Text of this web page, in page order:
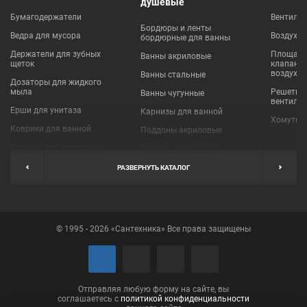
Бумагодержатели
Ведра для мусора
Держатели для зубных
щеток
Дозаторы для жидкого
мыла
Ерши для унитаза
Коврики для ванной
Мыльницы
Полотенцедержатели
Сушилки для белья
Бордюры и ленты
бордюрные для ванны
Ванны акриловые
Ванны стальные
Ванны чугунные
Карнизы для ванной
Поддоны акриловые
Пробки для ванн
клапаны
Решетки
Хомуты
РАЗВЕРНУТЬ КАТАЛОГ
© 1995 - 2026 «Сантехника» Все права защищены
Отправляя любую форму на сайте, вы
соглашаетесь с политикой конфиденциальности